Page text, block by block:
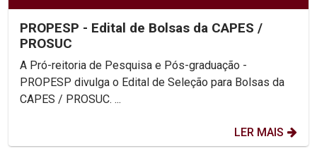
PROPESP - Edital de Bolsas da CAPES /
PROSUC
A Pró-reitoria de Pesquisa e Pós-graduação -
PROPESP divulga o Edital de Seleção para Bolsas da
CAPES / PROSUC. ...
LER MAIS